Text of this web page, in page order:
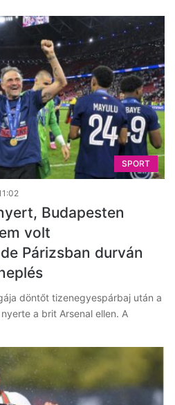
SPORT
Budapesten
volt
Párizsban durván
döntőt tizenegyespárbaj után a
a brit Arsenal ellen. A